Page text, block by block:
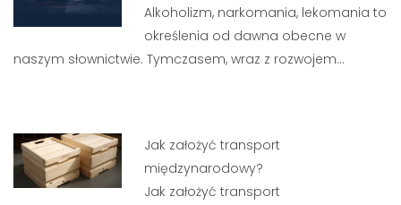
Alkoholizm, narkomania, lekomania to
określenia od dawna obecne w
naszym słownictwie. Tymczasem, wraz z rozwojem…
Jak założyć transport
międzynarodowy?
Jak założyć transport